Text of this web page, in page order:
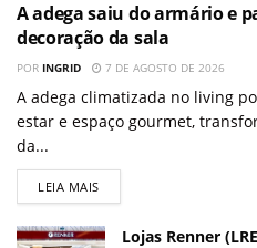
A adega saiu do armário e
decoração da sala
POR INGRID 7 DE AGOSTO DE 2026
A adega climatizada no living
estar e espaço gourmet,
da...
LEIA MAIS
Lojas Renner